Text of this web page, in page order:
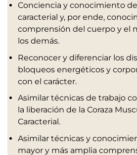
Conciencia y conocimiento
caracterial y, por ende,
comprensión del cuerpo y el
los demás.
Reconocer y diferenciar los
bloqueos energéticos y
con el carácter.
Asimilar técnicas de trabajo
la liberación de la Coraza
Caracterial.
Asimilar técnicas y
mayor y más amplia